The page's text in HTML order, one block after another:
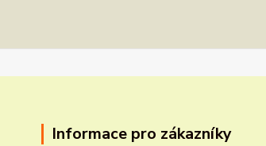
Informace pro zákazníky